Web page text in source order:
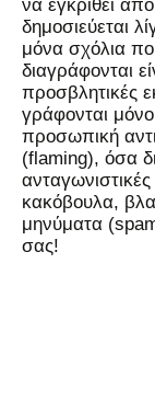
να εγκριθεί
δημοσιεύεται
μόνα σχόλια
διαγράφονται
προσβλητικές
γράφονται
προσωπική
(flaming), όσα
κακόβουλα,
μηνύματα
σας!